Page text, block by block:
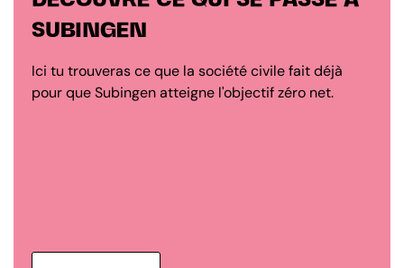
SUBINGEN
Ici tu trouveras ce que la société civile fait déjà
pour que Subingen atteigne l'objectif zéro net.